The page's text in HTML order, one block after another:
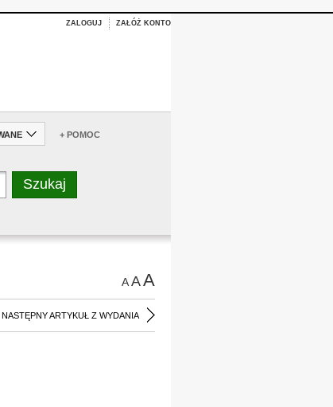
ZALOGUJ ZAŁÓŻ KONTO
+ POMOC
AAA
NASTĘPNY ARTYKUŁ Z WYDANIA